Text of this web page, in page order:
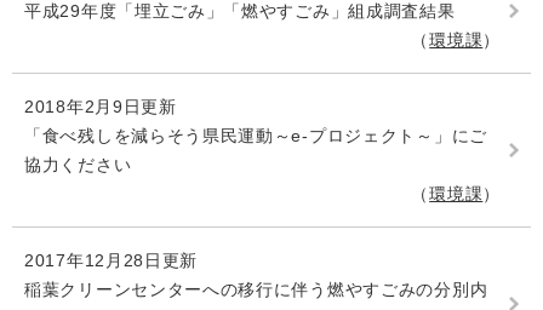
平成29年度「埋立ごみ」「燃やすごみ」組成調査結果
環境課
2018年2月9日更新
「食べ残しを減らそう県民運動～e-プロジェクト～」にご
協力ください
環境課
2017年12月28日更新
稲葉クリーンセンターへの移行に伴う燃やすごみの分別内